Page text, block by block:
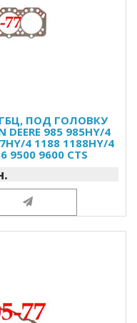
ПОД ГОЛОВКУ
985 985HY/4
4 1188 1188HY/4
9500 9600 CTS